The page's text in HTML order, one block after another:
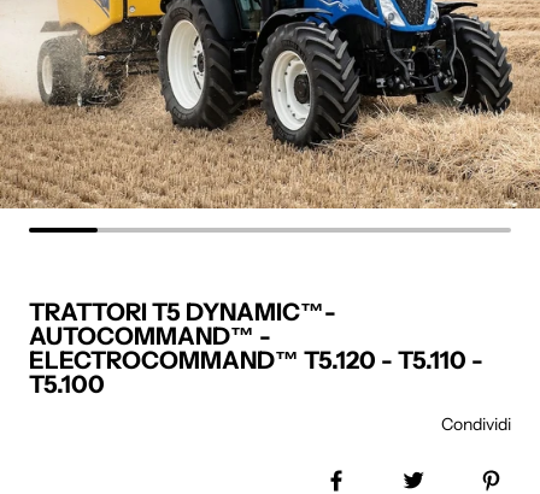
TRATTORI T5 DYNAMIC™-
AUTOCOMMAND™ -
ELECTROCOMMAND™ T5.120 - T5.110 -
T5.100
Condividi